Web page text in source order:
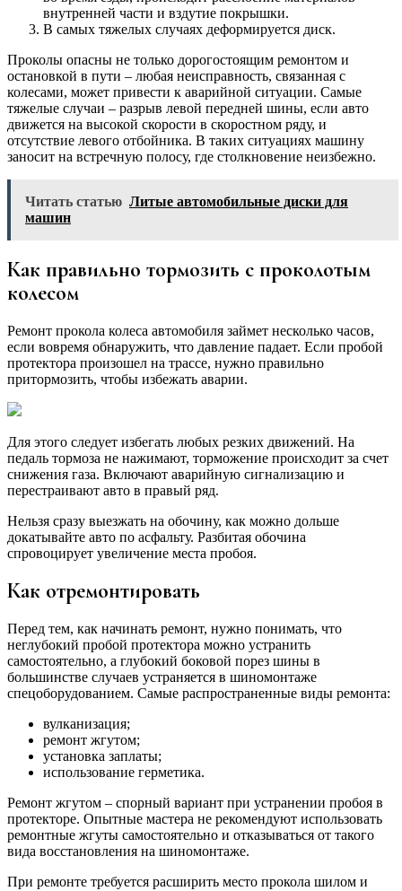
внутренней части и вздутие покрышки.
В самых тяжелых случаях деформируется диск.
Проколы опасны не только дорогостоящим ремонтом и
остановкой в пути – любая неисправность, связанная с
колесами, может привести к аварийной ситуации. Самые
тяжелые случаи – разрыв левой передней шины, если авто
движется на высокой скорости в скоростном ряду, и
отсутствие левого отбойника. В таких ситуациях машину
заносит на встречную полосу, где столкновение неизбежно.
Читать статью Литые автомобильные диски для
машин
Как правильно тормозить с проколотым
колесом
Ремонт прокола колеса автомобиля займет несколько часов,
если вовремя обнаружить, что давление падает. Если пробой
протектора произошел на трассе, нужно правильно
притормозить, чтобы избежать аварии.
Для этого следует избегать любых резких движений. На
педаль тормоза не нажимают, торможение происходит за счет
снижения газа. Включают аварийную сигнализацию и
перестраивают авто в правый ряд.
Нельзя сразу выезжать на обочину, как можно дольше
докатывайте авто по асфальту. Разбитая обочина
спровоцирует увеличение места пробоя.
Как отремонтировать
Перед тем, как начинать ремонт, нужно понимать, что
неглубокий пробой протектора можно устранить
самостоятельно, а глубокий боковой порез шины в
большинстве случаев устраняется в шиномонтаже
спецоборудованием. Самые распространенные виды ремонта:
вулканизация;
ремонт жгутом;
установка заплаты;
использование герметика.
Ремонт жгутом – спорный вариант при устранении пробоя в
протекторе. Опытные мастера не рекомендуют использовать
ремонтные жгуты самостоятельно и отказываться от такого
вида восстановления на шиномонтаже.
При ремонте требуется расширить место прокола шилом и